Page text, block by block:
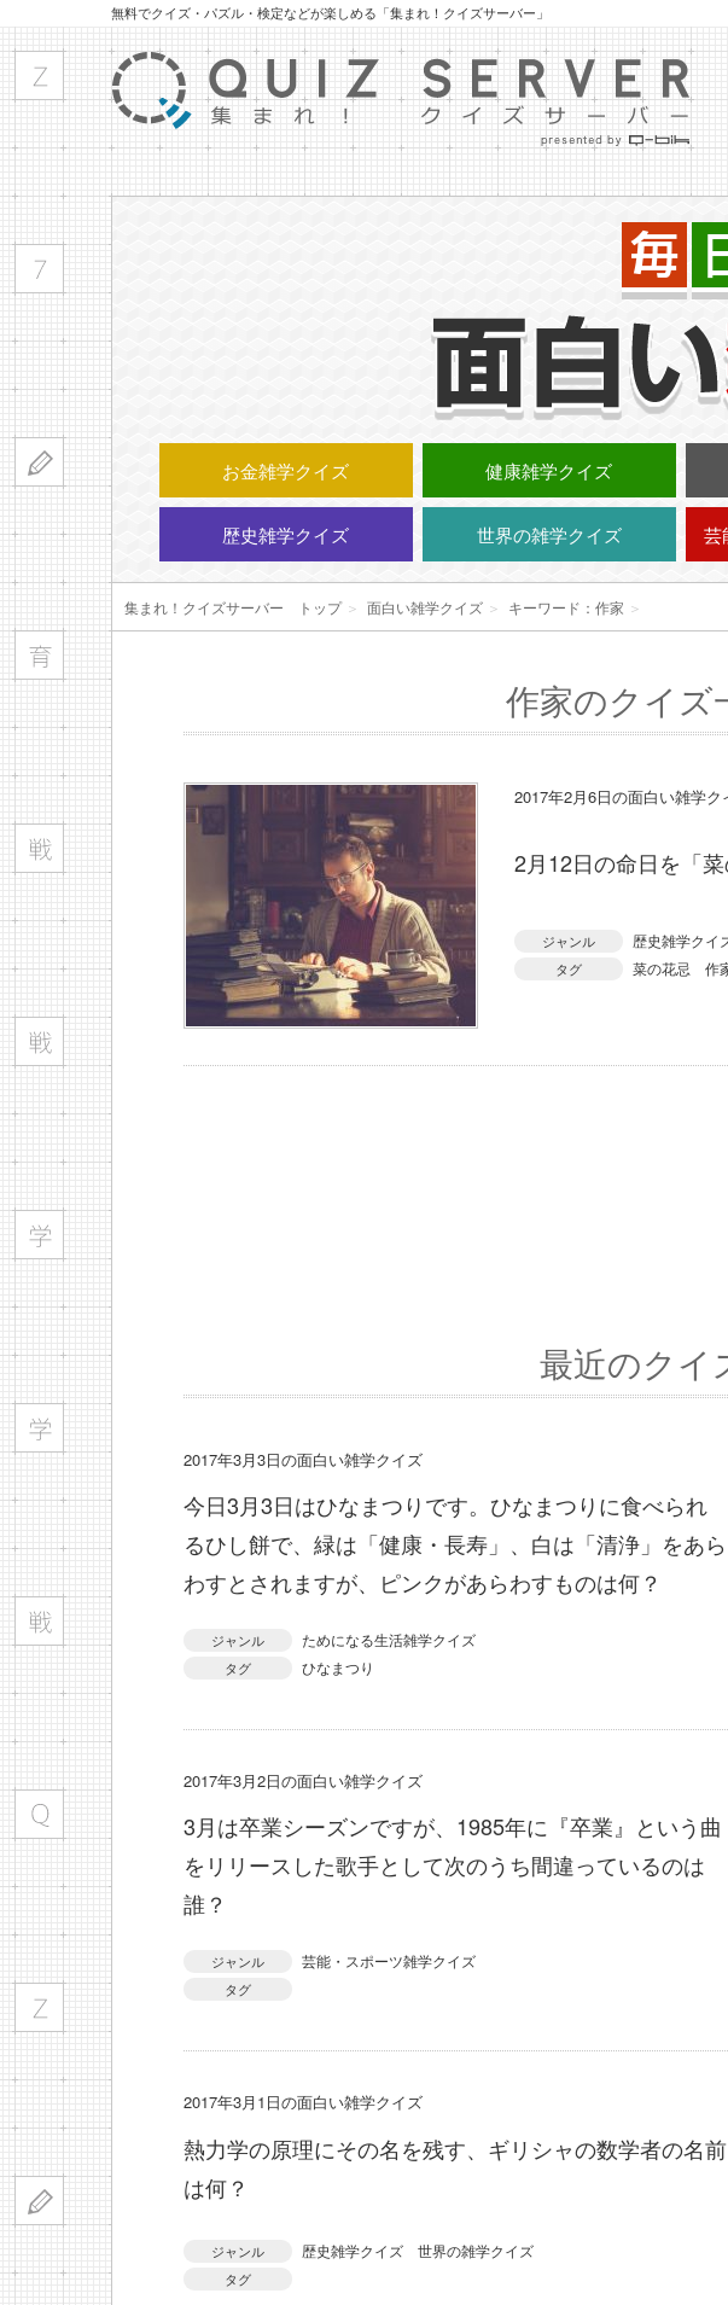
無料でクイズ・パズル・検定などが楽しめる「集まれ！クイズサーバー」
お金雑学クイズ 健康雑学クイズ
歴史雑学クイズ 世界の雑学クイズ 芸
集まれ！クイズサーバー トップ＞ 面白い雑学クイズ ＞ キーワード：作家 ＞
作家のクイズ
2017年2月6日の面白い雑学ク
2月12日の命日を「
ジャンル 歴史雑学クイ
タグ 菜の花忌 作
最近のクイ
2017年3月3日の面白い雑学クイズ
今日3月3日はひなまつりです。ひなまつりに食べられ
るひし餅で、緑は「健康・長寿」、白は「清浄」をあら
わすとされますが、ピンクがあらわすものは何？
ジャンル ためになる生活雑学クイズ
タグ ひなまつり
2017年3月2日の面白い雑学クイズ
3月は卒業シーズンですが、1985年に『卒業』という曲
をリリースした歌手として次のうち間違っているのは
誰？
ジャンル 芸能・スポーツ雑学クイズ
タグ
2017年3月1日の面白い雑学クイズ
熱力学の原理にその名を残す、ギリシャの数学者の名前
は何？
ジャンル 歴史雑学クイズ 世界の雑学クイズ
タグ